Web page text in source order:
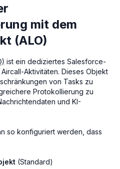
mit dem
(ALO)
ist ein dediziertes Salesforce-
Aktivitäten. Dieses Objekt
von Tasks zu
Protokollierung zu
und KI-
so konfiguriert werden, dass
(Standard)